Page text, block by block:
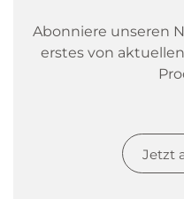
Abonniere unseren
erstes von
Jetzt